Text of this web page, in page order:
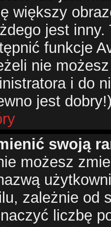
większy
jest
funkcje
nie
i do
jest
swoją
możesz
zależnie od
liczbę